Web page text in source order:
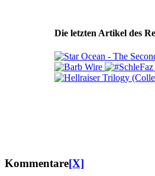
Die letzten Artikel des
Kommentare[X]